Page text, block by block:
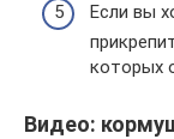
Если вы
которых
Видео: